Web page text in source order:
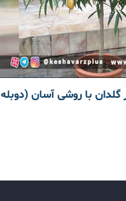
با روشی آسان (دوبله